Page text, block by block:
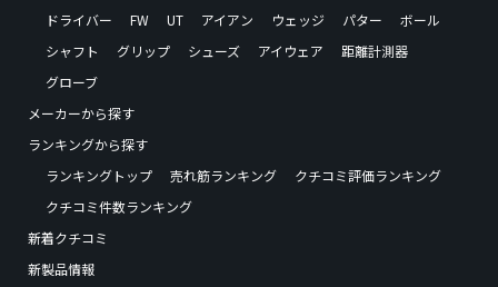
ドライバー
FW UT アイアン ウェッジ パター
ボール
シャフト
グリップ シューズ アイウェア
距離計測器
グローブ
メーカーから探す
ランキングから探す
ランキングトップ
売れ筋ランキング
クチコミ評価ランキング
クチコミ件数ランキング
新着クチコミ
新製品情報